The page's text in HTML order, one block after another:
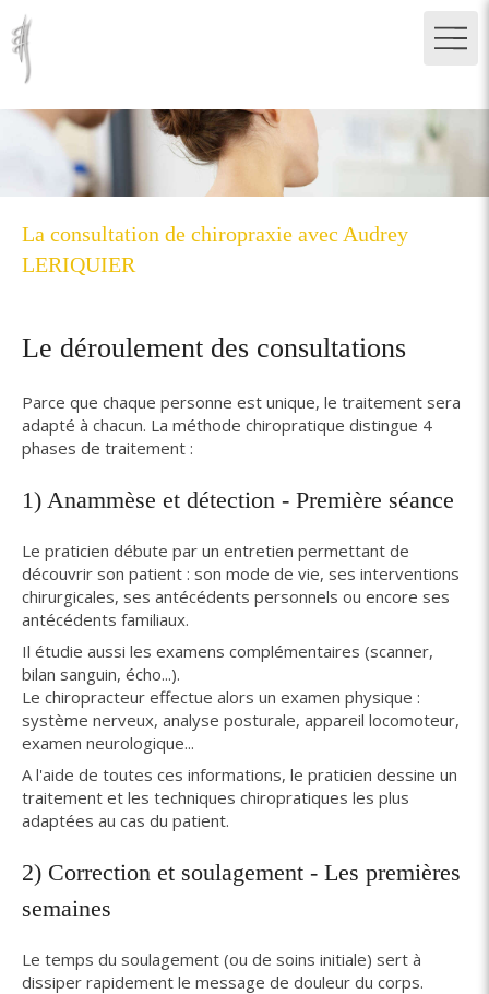
La consultation de chiropraxie avec Audrey
LERIQUIER
Le déroulement des consultations
Parce que chaque personne est unique, le traitement sera
adapté à chacun. La méthode chiropratique distingue 4
phases de traitement :
1) Anammèse et détection - Première séance
Le praticien débute par un entretien permettant de
découvrir son patient : son mode de vie, ses interventions
chirurgicales, ses antécédents personnels ou encore ses
antécédents familiaux.
Il étudie aussi les examens complémentaires (scanner,
bilan sanguin, écho...).
Le chiropracteur effectue alors un examen physique :
système nerveux, analyse posturale, appareil locomoteur,
examen neurologique...
A l'aide de toutes ces informations, le praticien dessine un
traitement et les techniques chiropratiques les plus
adaptées au cas du patient.
2) Correction et soulagement - Les premières
semaines
Le temps du soulagement (ou de soins initiale) sert à
dissiper rapidement le message de douleur du corps.